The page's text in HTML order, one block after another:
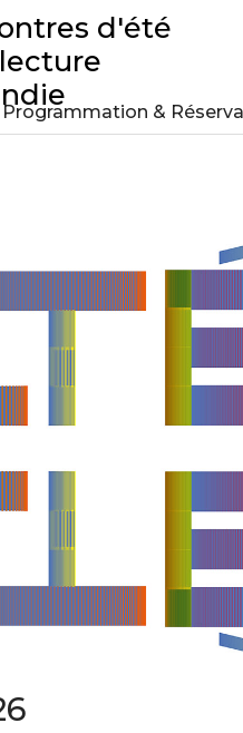
d'été
Programmation &